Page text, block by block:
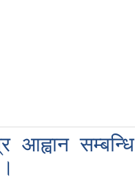
आह्वान सम्बन्धि